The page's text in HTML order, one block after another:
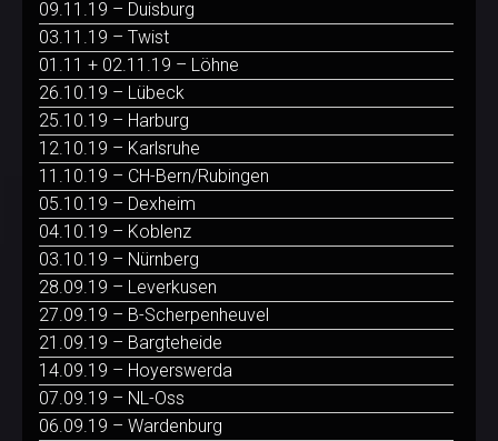
09.11.19 – Duisburg
03.11.19 – Twist
01.11 + 02.11.19 – Löhne
26.10.19 – Lübeck
25.10.19 – Harburg
12.10.19 – Karlsruhe
11.10.19 – CH-Bern/Rubingen
05.10.19 – Dexheim
04.10.19 – Koblenz
03.10.19 – Nürnberg
28.09.19 – Leverkusen
27.09.19 – B-Scherpenheuvel
21.09.19 – Bargteheide
14.09.19 – Hoyerswerda
07.09.19 – NL-Oss
06.09.19 – Wardenburg